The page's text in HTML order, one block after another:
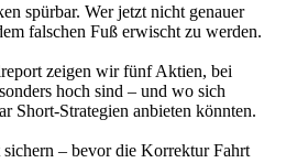
spürbar. Wer jetzt nicht genauer
falschen Fuß erwischt zu werden.
zeigen wir fünf Aktien, bei
hoch sind – und wo sich
Short-Strategien anbieten könnten.
sichern – bevor die Korrektur Fahrt